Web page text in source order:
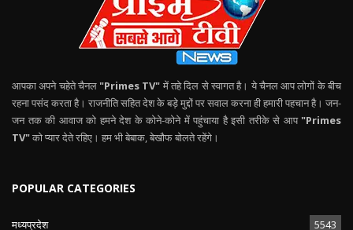
आपका अपने चहेते चैनल "Primes TV" में तहे दिल से स्वागत है। ये चैनल आप लोगों के बीच
रहना पसंद करता है। राजनीति सहित देश के बड़े मुद्दों पर सवाल करना ही हमारी पहचान है। जन-
जन तक की आवाज को हमने देश के कोने-कोने में पहुंचाया है इसी तरीके से आप "Primes
TV"को प्यार देते रहिए। हम भी बेबाक, बेखौफ बोलते रहेंगे।
POPULAR CATEGORIES
मध्यप्रदेश 5543